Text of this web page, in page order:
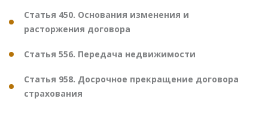
Статья 450. Основания изменения и
расторжения договора
Статья 556. Передача недвижимости
Статья 958. Досрочное прекращение договора
страхования